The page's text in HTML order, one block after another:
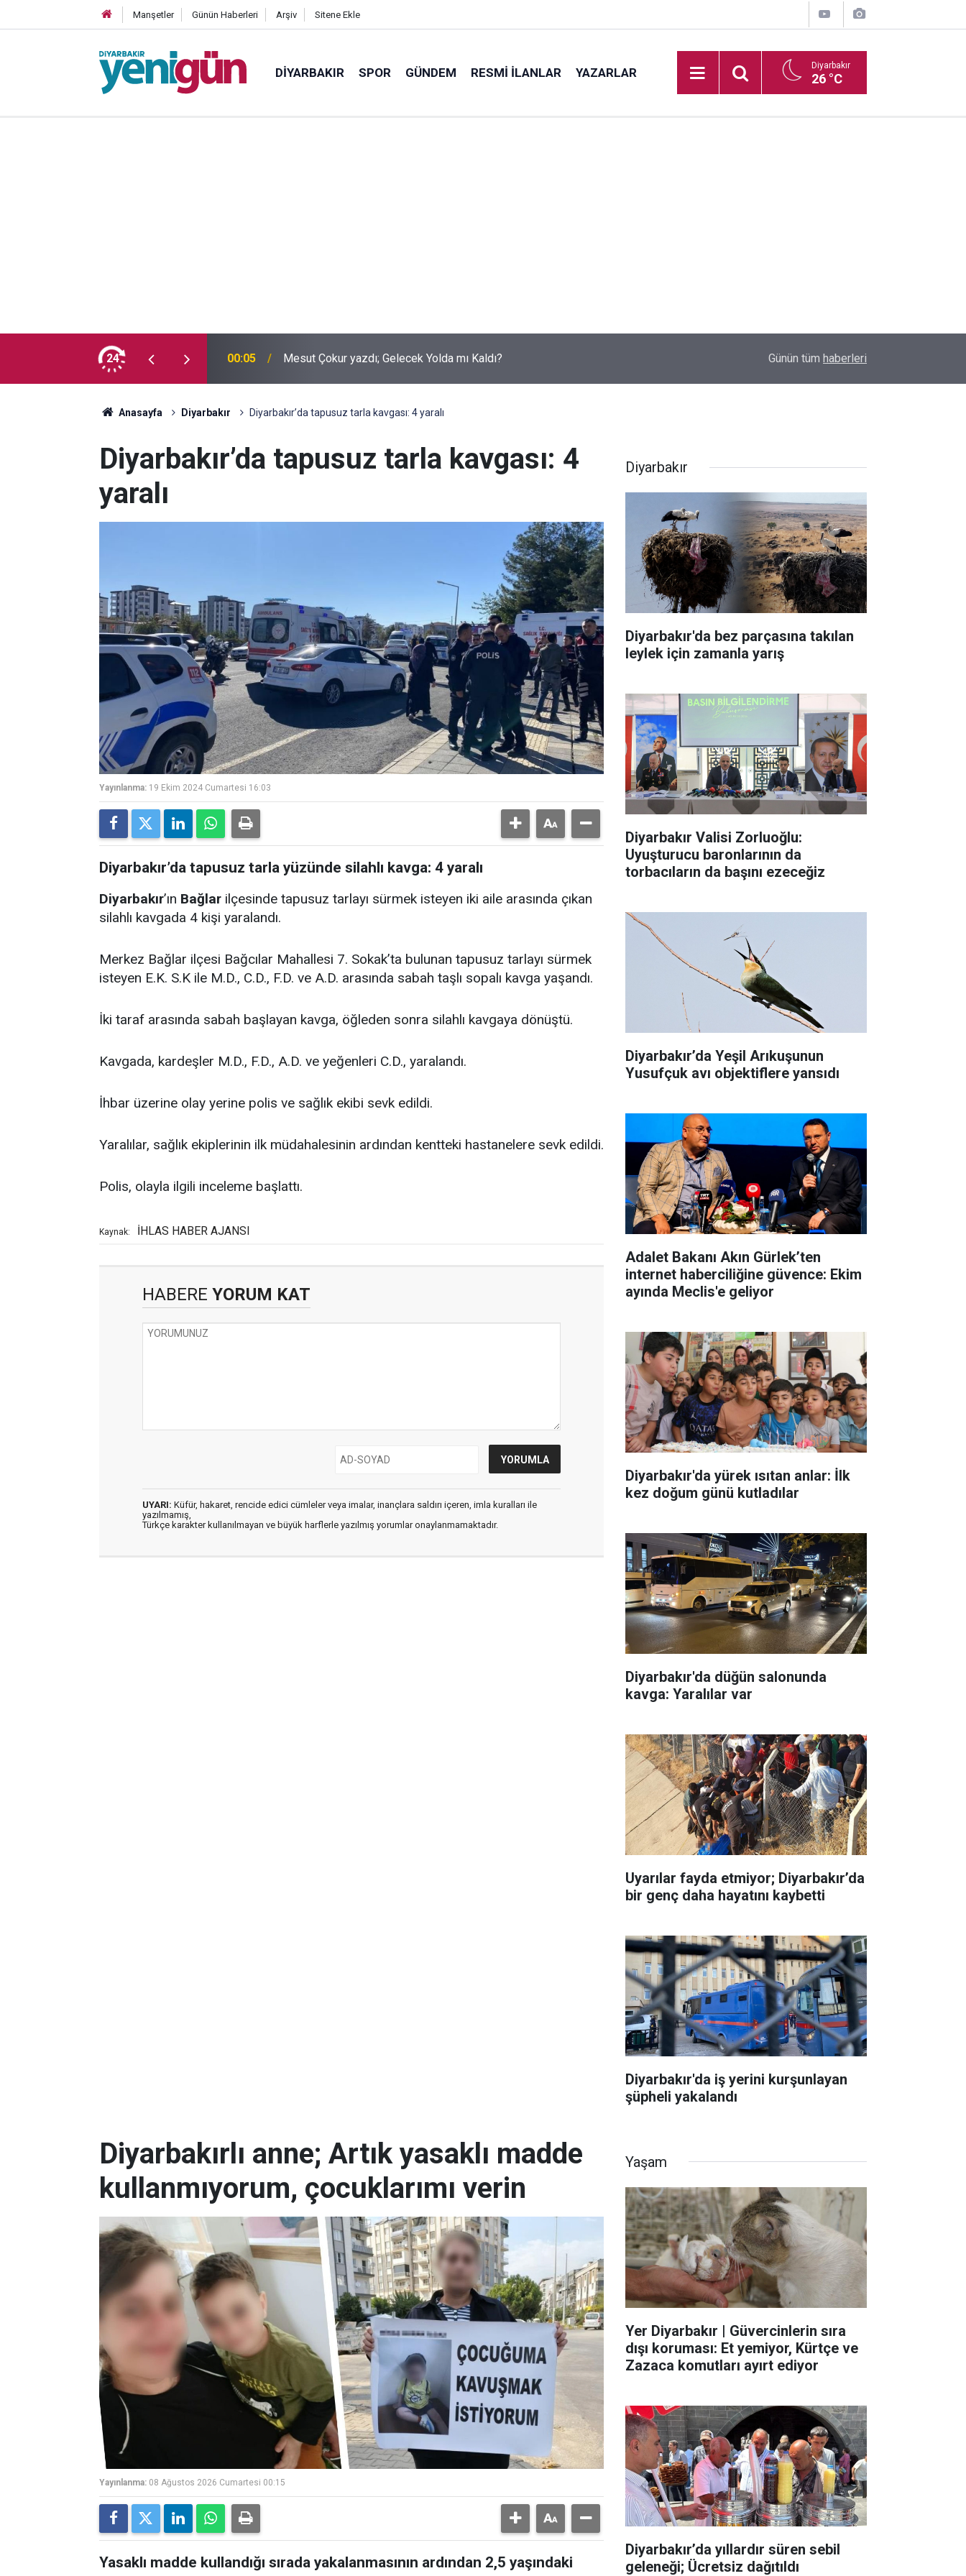
Manşetler Günün Haberleri Arşiv Sitene Ekle
DIYARBAKIR SPOR GÜNDEM RESMI İLANLAR YAZARLAR Diyarbakır
26 °C
24
kullanmıyorum, çocuklarımı verin 00:05 Mesut Çokur yazdı; Gelecek Yolda mı Kaldı? Barış Ünal yazdı; Silahlar susarsa gelecek
Günün tüm haberleri
Anasayfa Diyarbakır Diyarbakır’da tapusuz tarla kavgası: 4 yaralı
Diyarbakır’da tapusuz tarla kavgası: 4
yaralı
Yayınlanma: 19 Ekim 2024 Cumartesi 16:03
Diyarbakır’da tapusuz tarla yüzünde silahlı kavga: 4 yaralı
Diyarbakır’ın Bağlar ilçesinde tapusuz tarlayı sürmek isteyen iki aile arasında çıkan
silahlı kavgada 4 kişi yaralandı.
Merkez Bağlar ilçesi Bağcılar Mahallesi 7. Sokak’ta bulunan tapusuz tarlayı sürmek
isteyen E.K. S.K ile M.D., C.D., F.D. ve A.D. arasında sabah taşlı sopalı kavga yaşandı.
İki taraf arasında sabah başlayan kavga, öğleden sonra silahlı kavgaya dönüştü.
Kavgada, kardeşler M.D., F.D., A.D. ve yeğenleri C.D., yaralandı.
İhbar üzerine olay yerine polis ve sağlık ekibi sevk edildi.
Yaralılar, sağlık ekiplerinin ilk müdahalesinin ardından kentteki hastanelere sevk edildi.
Polis, olayla ilgili inceleme başlattı.
Kaynak: İHLAS HABER AJANSI
HABERE YORUM KAT
UYARI: Küfür, hakaret, rencide edici cümleler veya imalar, inançlara saldırı içeren, imla kuralları ile
yazılmamış,
Türkçe karakter kullanılmayan ve büyük harflerle yazılmış yorumlar onaylanmamaktadır.
Diyarbakır
Diyarbakır'da bez parçasına takılan
leylek için zamanla yarış
Diyarbakır Valisi Zorluoğlu:
Uyuşturucu baronlarının da
torbacıların da başını ezeceğiz
Diyarbakır’da Yeşil Arıkuşunun
Yusufçuk avı objektiflere yansıdı
Adalet Bakanı Akın Gürlek’ten
internet haberciliğine güvence: Ekim
ayında Meclis'e geliyor
Diyarbakır'da yürek ısıtan anlar: İlk
kez doğum günü kutladılar
Diyarbakır'da düğün salonunda
kavga: Yaralılar var
Uyarılar fayda etmiyor; Diyarbakır’da
bir genç daha hayatını kaybetti
Diyarbakır'da iş yerini kurşunlayan
şüpheli yakalandı
Diyarbakırlı anne; Artık yasaklı madde
kullanmıyorum, çocuklarımı verin
Yayınlanma: 08 Ağustos 2026 Cumartesi 00:15
Yasaklı madde kullandığı sırada yakalanmasının ardından 2,5 yaşındaki
Yaşam
Yer Diyarbakır | Güvercinlerin sıra
dışı koruması: Et yemiyor, Kürtçe ve
Zazaca komutları ayırt ediyor
Diyarbakır’da yıllardır süren sebil
geleneği; Ücretsiz dağıtıldı